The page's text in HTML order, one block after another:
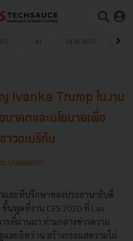
AI HEALTHTECH
Ivanka Trump ในงาน
นาคตและนโยบายเพื่อ
าวอเมริกัน
Chulakasem
และที่ปรึกษาของประธานาธิบดี
นพูดที่งาน CES 2020 ที่ Las
รที่ผ่านมา ท่ามกลางข่าวความ
และอิหร่าน สร้างกระแสความไม่